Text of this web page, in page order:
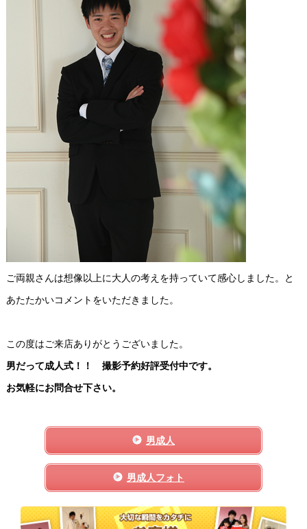
ご両親さんは想像以上に大人の考えを持っていて感心しました。と
あたたかいコメントをいただきました。
この度はご来店ありがとうございました。
男だって成人式！！ 撮影予約好評受付中です。
お気軽にお問合せ下さい。
男成人
男成人フォト